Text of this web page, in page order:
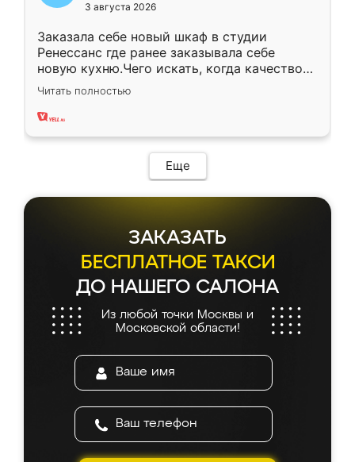
3 августа 2026
Заказала себе новый шкаф в студии
Ренессанс где ранее заказывала себе
новую кухню.Чего искать, когда качеством
вполне довольна. Служит кухня уже почти
два года, нареканий нет.
Читать полностью
Еще
ЗАКАЗАТЬ
БЕСПЛАТНОЕ ТАКСИ
ДО НАШЕГО САЛОНА
Из любой точки Москвы и
Московской области!